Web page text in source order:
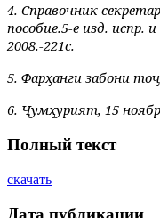
4. Справочник
пособие.5-е изд. испр.
2008.-221с.
5. Фарҳанги забони
6. Ҷумҳурият, 15
Полный текст
скачать
Дата публикации